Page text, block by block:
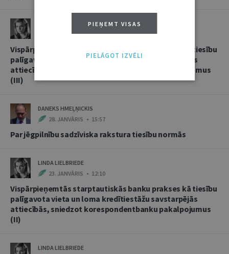
4. FEBRUĀRIS • 17:53
Vispārpieņemtās starptautiskās banku prakses kā tiesību
palīgavota vieta un loma kredītiestāžu savstarpējās
attiecībās, sniedzot korespondentbanku pakalpojumus
(III)
DANEKS HMEĻŅICKIS
28. JANVĀRIS • 15:57
Par jēgpilnību sadzīviska rakstura tiesību normās
LINDA LIELBRIEDE
23. JANVĀRIS • 12:10
Vispārpieņemtās starptautiskās banku prakses kā tiesību
palīgavota vieta un loma kredītiestāžu savstarpējās
attiecībās, sniedzot korespondentbanku pakalpojumus
(II)
LINDA LIELBRIEDE
PIEŅEMT VISAS
PIELĀGOT IZVĒLI